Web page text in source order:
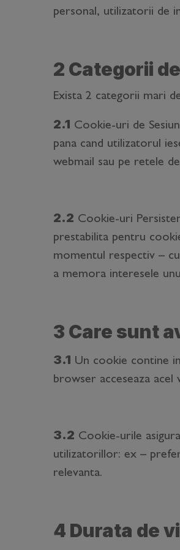
personal, utilizatorii de
2 Categorii
Exista 2 categorii mari
2.1 Cookie-uri de
pana cand utilizatorul
webmail sau pe retele
2.2 Cookie-uri
prestabilita pentru
momentul respectiv –
a memora interesele
3 Care sunt
3.1 Un cookie contine
browser acceseaza
3.2 Cookie-urile
utilizatorillor: ex –
relevanta.
4 Durata de